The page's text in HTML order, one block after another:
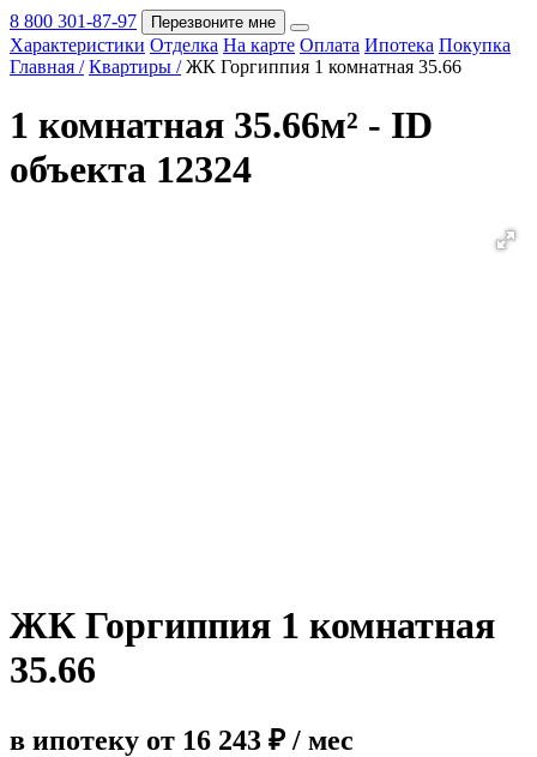
Покупка
8 800 301-87-97 Перезвоните мне
Характеристики Отделка На карте Оплата Ипотека Покупка
Главная / Квартиры / ЖК Горгиппия 1 комнатная 35.66
1 комнатная 35.66м² - ID
объекта 12324
ЖК Горгиппия 1 комнатная
35.66
в ипотеку от 16 243 ₽ / мес